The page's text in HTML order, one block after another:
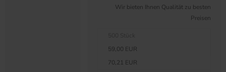
Wir bieten Ihnen Qualität zu besten
Preisen
59,00 EUR
70,21 EUR